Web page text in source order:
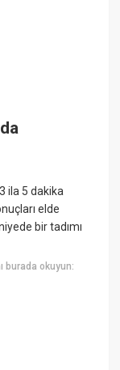
ila 5 dakika
elde
bir tadımı
burada okuyun: